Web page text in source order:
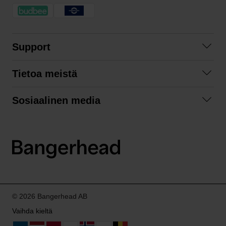
Support
Tilausehdot
Tietoa meistä
Sosiaalinen media
LinkedIn
© 2026 Bangerhead AB
Vaihda kieltä